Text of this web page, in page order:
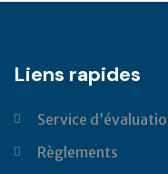
Liens rapides
Service
Règlements